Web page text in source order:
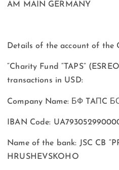
AM MAIN GERMANY
Details of the account of the
“Charity Fund “TAPS”
transactions in USD:
Company Name: БФ TAПC БО
IBAN Code:
Name of the bank: JSC CB
HRUSHEVSKOHO